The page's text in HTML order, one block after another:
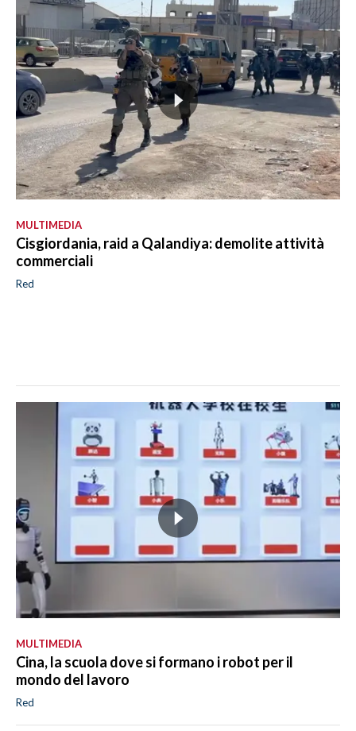
MULTIMEDIA
Cisgiordania, raid a Qalandiya: demolite attività
commerciali
Red
MULTIMEDIA
Cina, la scuola dove si formano i robot per il
mondo del lavoro
Red